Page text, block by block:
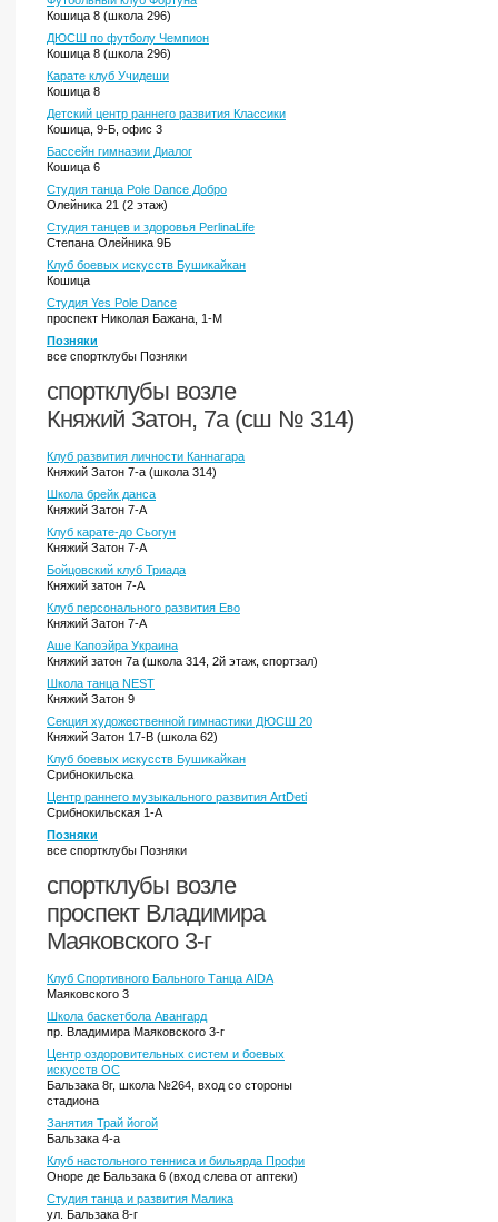
Кошица 8 (школа 296)
ДЮСШ по футболу Чемпион
Кошица 8 (школа 296)
Карате клуб Учидеши
Кошица 8
Детский центр раннего развития Классики
Кошица, 9-Б, офис 3
Бассейн гимназии Диалог
Кошица 6
Студия танца Pole Dance Добро
Олейника 21 (2 этаж)
Студия танцев и здоровья PerlinaLife
Степана Олейника 9Б
Клуб боевых искусств Бушикайкан
Кошица
Студия Yes Pole Dance
проспект Николая Бажана, 1-М
Позняки
все спортклубы Позняки
спортклубы возле
Княжий Затон, 7а (сш № 314)
Клуб развития личности Каннагара
Княжий Затон 7-а (школа 314)
Школа брейк данса
Княжий Затон 7-А
Клуб карате-до Сьогун
Княжий Затон 7-А
Бойцовский клуб Триада
Княжий затон 7-А
Клуб персонального развития Ево
Княжий Затон 7-А
Аше Капоэйра Украина
Княжий затон 7а (школа 314, 2й этаж, спортзал)
Школа танца NEST
Княжий Затон 9
Секция художественной гимнастики ДЮСШ 20
Княжий Затон 17-В (школа 62)
Клуб боевых искусств Бушикайкан
Срибнокильска
Центр раннего музыкального развития ArtDeti
Срибнокильская 1-А
Позняки
все спортклубы Позняки
спортклубы возле
проспект Владимира
Маяковского 3-г
Клуб Спортивного Бального Танца AIDA
Маяковского 3
Школа баскетбола Авангард
пр. Владимира Маяковского 3-г
Центр оздоровительных систем и боевых
искусств ОС
Бальзака 8г, школа №264, вход со стороны
стадиона
Занятия Трай йогой
Бальзака 4-а
Клуб настольного тенниса и бильярда Профи
Оноре де Бальзака 6 (вход слева от аптеки)
Студия танца и развития Малика
ул. Бальзака 8-г